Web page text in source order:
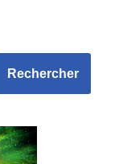
Rechercher